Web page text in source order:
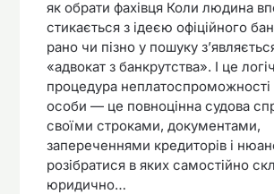
як обрати фахівця Коли людина
стикається з ідеєю офіційного
рано чи пізно у пошуку
«адвокат з банкрутства». І це
процедура неплатоспроможності
особи — це повноцінна судова
своїми строками, документами,
запереченнями кредиторів і
розібратися в яких самостійно
юридично…